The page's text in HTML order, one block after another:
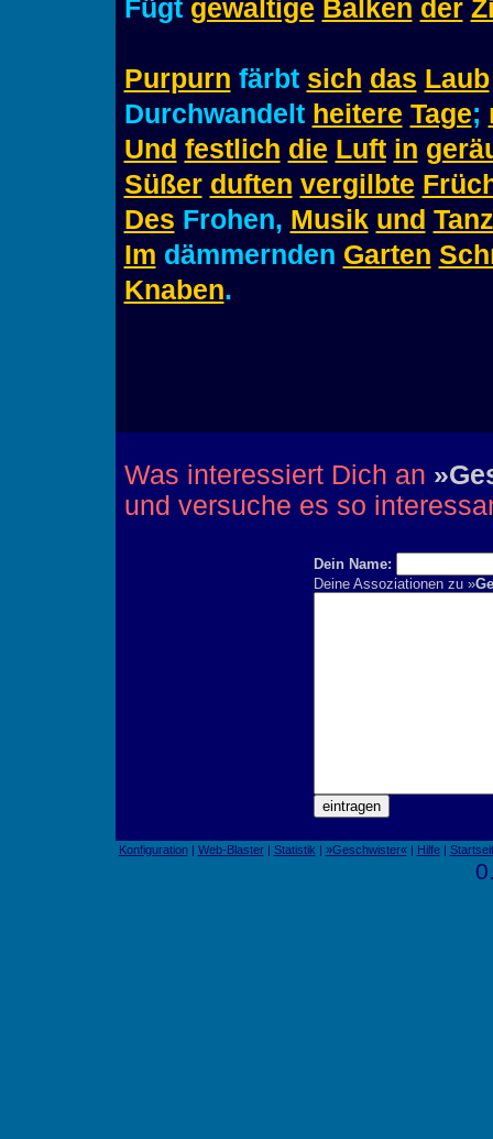
Fügt gewaltige Balken der
Purpurn färbt sich das Laub
Durchwandelt heitere Tage;
Und festlich die Luft in
Süßer duften vergilbte
Des Frohen, Musik und Tanz
Im dämmernden Garten
Knaben.
Was interessiert Dich an
und versuche es so
Dein Name:
Deine Assoziationen zu »
Konfiguration| Web-Blaster| Statistik | »Geschwister«| Hilfe|